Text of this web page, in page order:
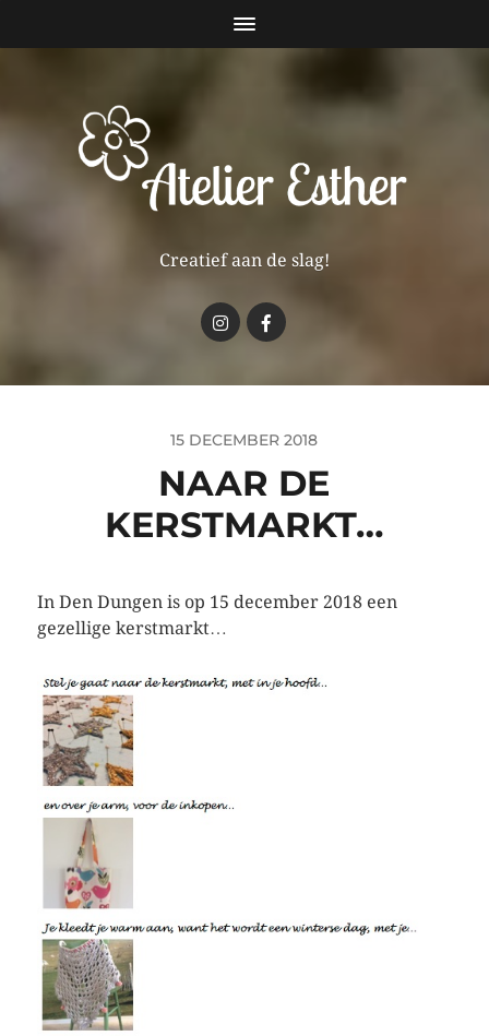
Creatief aan de slag!
15 DECEMBER 2018
NAAR DE
KERSTMARKT…
In Den Dungen is op 15 december 2018 een
gezellige kerstmarkt…